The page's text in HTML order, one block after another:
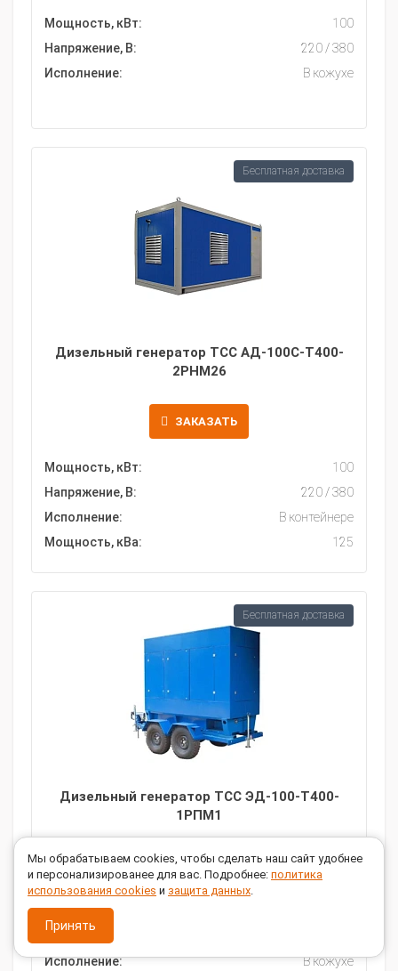
Мощность, кВт:
100
Напряжение, В:
220 / 380
Исполнение:
В кожухе
Дизельный генератор ТСС АД-100С-Т400-
2РНМ26
ЗАКАЗАТЬ
Мощность, кВт:
100
Напряжение, В:
220 / 380
Исполнение:
В контейнере
Мощность, кВа:
125
Бесплатная доставка
Дизельный генератор ТСС ЭД-100-Т400-
1РПМ1
ЗАКАЗАТЬ
Мощность, кВт:
Напряжение, В:
Исполнение:
В кожухе
Бесплатная доставка
Мы обрабатываем cookies, чтобы сделать наш сайт удобнее
и персонализированее для вас. Подробнее: политика
использования cookies и защита данных.
Принять